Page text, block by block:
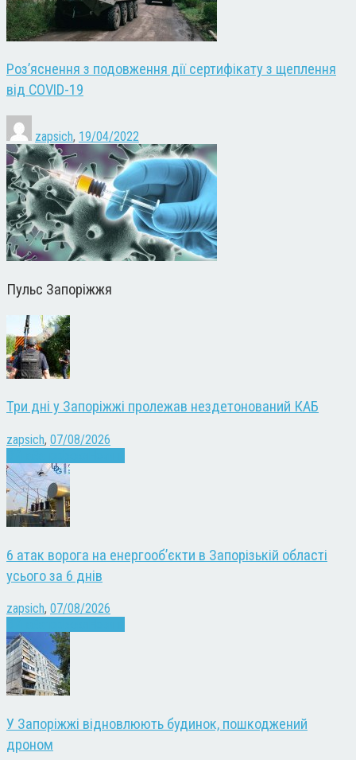
Роз’яснення з подовження дії сертифікату з щеплення
від COVID-19
zapsich, 19/04/2022
Пульс Запоріжжя
Три дні у Запоріжжі пролежав нездетонований КАБ
zapsich, 07/08/2026
6 атак ворога на енергооб’єкти в Запорізькій області
усього за 6 днів
zapsich, 07/08/2026
У Запоріжжі відновлюють будинок, пошкоджений
дроном